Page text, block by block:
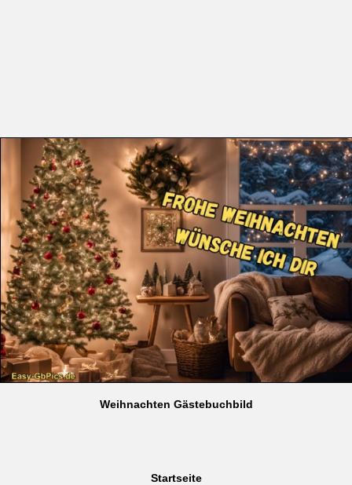
Weihnachten Gästebuchbild
Startseite